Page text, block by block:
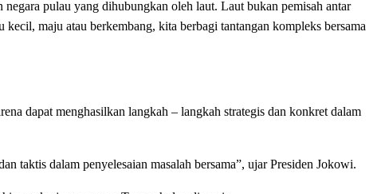
pulau yang dihubungkan oleh laut. Laut bukan pemisah antar
kecil, maju atau berkembang, kita berbagi tantangan kompleks bersama
dapat menghasilkan langkah – langkah strategis dan konkret dalam
taktis dalam penyelesaian masalah bersama”, ujar Presiden Jokowi.